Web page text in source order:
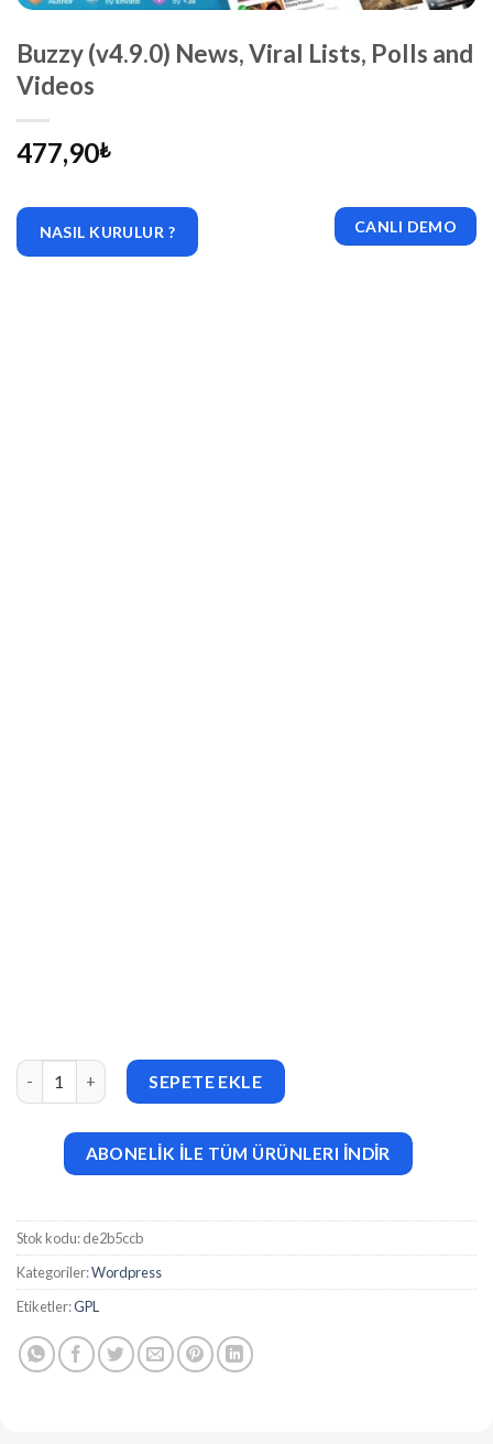
Buzzy (v4.9.0) News, Viral Lists, Polls and
Videos
477,90₺
NASIL KURULUR ? CANLI DEMO
Buzzy (v4.9.0) News, Viral Lists, Polls and Videos adet
SEPETE EKLE
ABONELİK İLE TÜM ÜRÜNLERI İNDİR
Stok kodu:de2b5ccb
Kategoriler:Wordpress
Etiketler:GPL